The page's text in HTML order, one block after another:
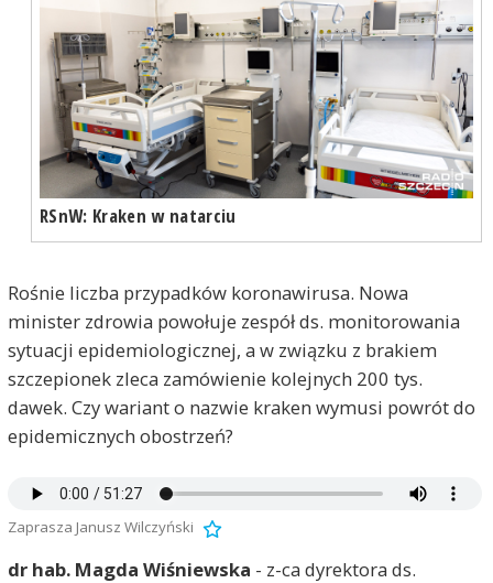
RSnW: Kraken w natarciu
Rośnie liczba przypadków koronawirusa. Nowa
minister zdrowia powołuje zespół ds. monitorowania
sytuacji epidemiologicznej, a w związku z brakiem
szczepionek zleca zamówienie kolejnych 200 tys.
dawek. Czy wariant o nazwie kraken wymusi powrót do
epidemicznych obostrzeń?
Zaprasza Janusz Wilczyński
dr hab. Magda Wiśniewska - z-ca dyrektora ds.